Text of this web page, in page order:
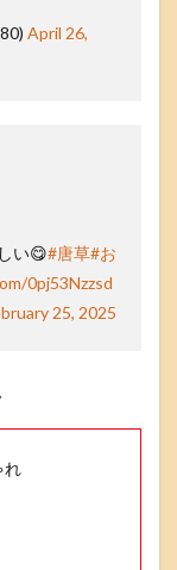
April 26,
い😋#唐草#お
0pj53Nzzsd
25, 2025
れ